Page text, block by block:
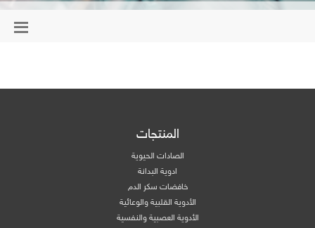
المنتجات
الصادات الحيوية
ادوية البدانة
خافضات سكر الدم
الأدوية القلبية والوعائية
الأدوية العصبية والنفسية